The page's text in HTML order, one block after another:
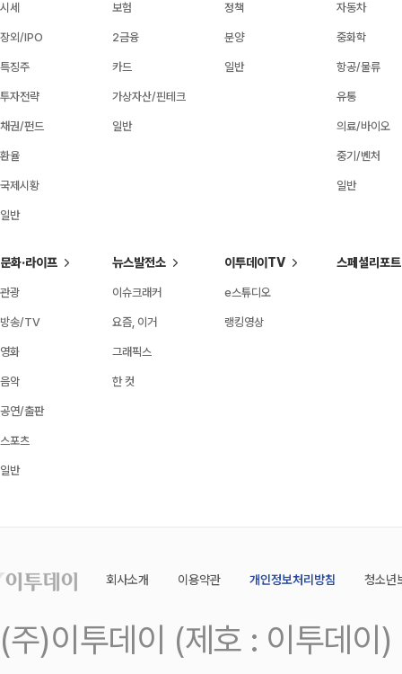
시세
장외/IPO
특징주
투자전략
채권/펀드
환율
국제시황
일반
보험
2금융
카드
가상자산/핀테크
일반
정책
분양
일반
자동차
중화학
항공/물류
유통
의료/바이오
중기/벤처
일반
문화·라이프
관광
방송/TV
영화
음악
공연/출판
스포츠
일반
뉴스발전소
이슈크래커
요즘, 이거
그래픽스
한 컷
이투데이TV
e스튜디오
랭킹영상
스페셜리포트
회사소개 이용약관 개인정보처리방침 청소년
(주)이투데이 (제호 : 이투데